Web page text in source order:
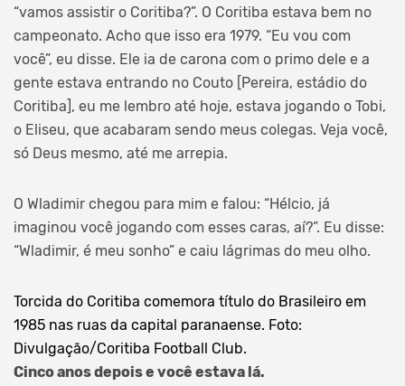
“vamos assistir o Coritiba?”. O Coritiba estava bem no
campeonato. Acho que isso era 1979. “Eu vou com
você”, eu disse. Ele ia de carona com o primo dele e a
gente estava entrando no Couto [Pereira, estádio do
Coritiba], eu me lembro até hoje, estava jogando o Tobi,
o Eliseu, que acabaram sendo meus colegas. Veja você,
só Deus mesmo, até me arrepia.
O Wladimir chegou para mim e falou: “Hélcio, já
imaginou você jogando com esses caras, aí?”. Eu disse:
“Wladimir, é meu sonho” e caiu lágrimas do meu olho.
Torcida do Coritiba comemora título do Brasileiro em
1985 nas ruas da capital paranaense. Foto:
Divulgação/Coritiba Football Club.
Cinco anos depois e você estava lá.